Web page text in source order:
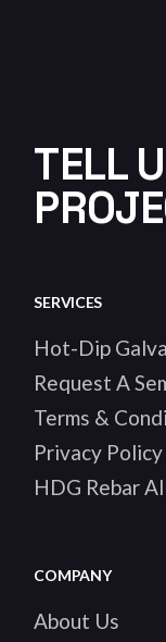
TELL
SERVICES
Hot-Dip
Request A
Terms &
Privacy Policy
HDG Rebar
COMPANY
About Us